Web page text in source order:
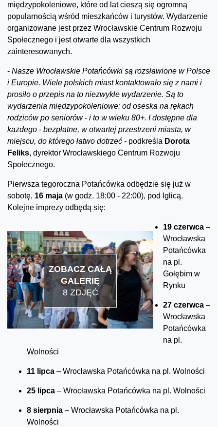
międzypokoleniowe, które od lat cieszą się ogromną
popularnością wśród mieszkańców i turystów. Wydarzenie
organizowane jest przez Wrocławskie Centrum Rozwoju
Społecznego i jest otwarte dla wszystkich
zainteresowanych.
- Nasze Wrocławskie Potańcówki są rozsławione w Polsce
i Europie. Wiele polskich miast kontaktowało się z nami i
prosiło o przepis na to niezwykłe wydarzenie. Są to
wydarzenia międzypokoleniowe: od oseska na rękach
rodziców po seniorów - i to w wieku 80+. I dostępne dla
każdego - bezpłatne, w otwartej przestrzeni miasta, w
miejscu, do którego łatwo dotrzeć - podkreśla Dorota
Feliks, dyrektor Wrocławskiego Centrum Rozwoju
Społecznego.
Pierwsza tegoroczna Potańcówka odbędzie się już w
sobotę, 16 maja (w godz. 18:00 - 22:00), pod Iglicą.
Kolejne imprezy odbędą się:
ZOBACZ CAŁĄ
GALERIĘ
8 ZDJĘĆ
19 czerwca –
Wrocławska
Potańcówka
na pl.
Gołębim w
Rynku
27 czerwca –
Wrocławska
Potańcówka
na pl.
Wolności
11 lipca – Wrocławska Potańcówka na pl. Wolności
25 lipca – Wrocławska Potańcówka na pl. Wolności
8 sierpnia – Wrocławska Potańcówka na pl.
Wolności